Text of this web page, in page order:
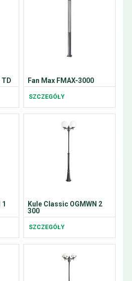
TD Fan Max FMAX-3000
SZCZEGÓŁY
Kule Classic OGMWN 2
300
SZCZEGÓŁY